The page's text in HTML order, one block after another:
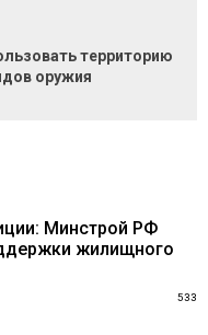
территорию
оружия
Минстрой РФ
жилищного
533